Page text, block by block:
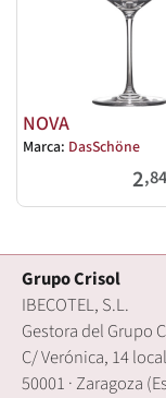
NOVA
Marca: DasSchöne
2,84
Grupo Crisol
IBECOTEL, S.L.
Gestora del Grupo
C/ Verónica, 14 local
50001 · Zaragoza